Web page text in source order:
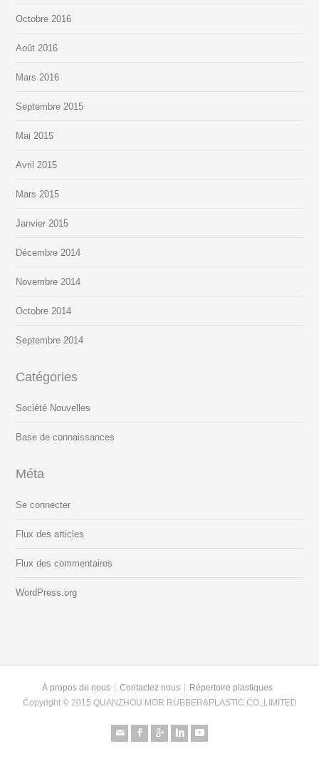
Octobre 2016
Août 2016
Mars 2016
Septembre 2015
Mai 2015
Avril 2015
Mars 2015
Janvier 2015
Décembre 2014
Novembre 2014
Octobre 2014
Septembre 2014
Catégories
Société Nouvelles
Base de connaissances
Méta
Se connecter
Flux des articles
Flux des commentaires
WordPress.org
À propos de nous Contactez nous
Répertoire plastiques
Copyright © 2015 QUANZHOU MOR RUBBER&PLASTIC CO.,LIMITED